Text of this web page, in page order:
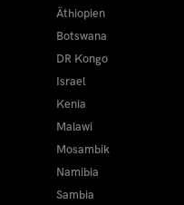
Äthiopien
Botswana
DR Kongo
Israel
Kenia
Malawi
Mosambik
Namibia
Sambia